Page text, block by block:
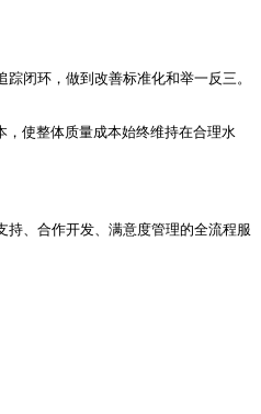
闭环，做到改善标准化和举一反三。
使整体质量成本始终维持在合理水
、合作开发、满意度管理的全流程服